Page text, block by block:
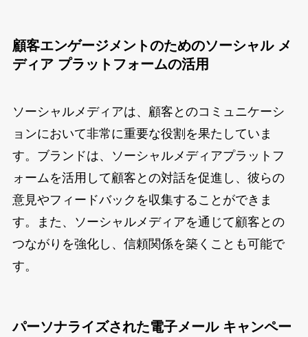
顧客エンゲージメントのためのソーシャル メ
ディア プラットフォームの活用
ソーシャルメディアは、顧客とのコミュニケーシ
ョンにおいて非常に重要な役割を果たしていま
す。ブランドは、ソーシャルメディアプラットフ
ォームを活用して顧客との対話を促進し、彼らの
意見やフィードバックを収集することができま
す。また、ソーシャルメディアを通じて顧客との
つながりを強化し、信頼関係を築くことも可能で
す。
パーソナライズされた電子メール キャンペー